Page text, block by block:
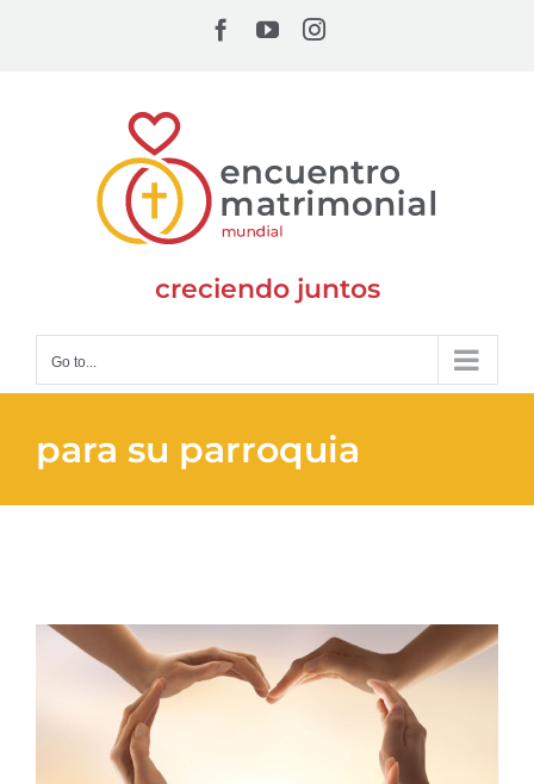
Facebook
YouTubeInstagram
creciendo juntos
Go to...
para su parroquia